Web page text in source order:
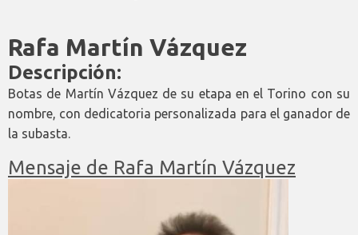
Rafa Martín Vázquez
Descripción:
Botas de Martín Vázquez de su etapa en el Torino con su
nombre, con dedicatoria personalizada para el ganador de
la subasta.
Mensaje de Rafa Martín Vázquez